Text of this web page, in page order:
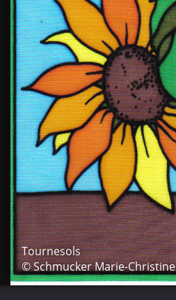
Tournesols
© Schmucker Marie-Christine